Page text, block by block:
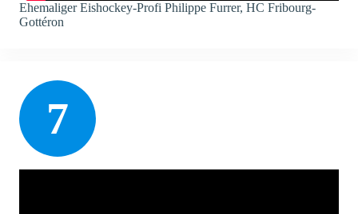
Ehemaliger Eishockey-Profi Philippe Furrer, HC Fribourg-
Gottéron
7